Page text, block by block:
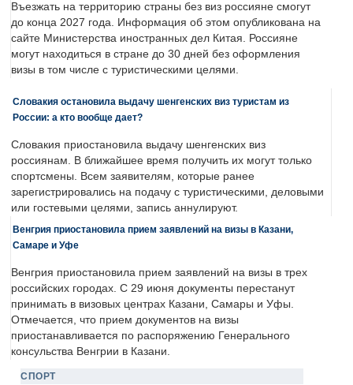
Въезжать на территорию страны без виз россияне смогут
до конца 2027 года. Информация об этом опубликована на
сайте Министерства иностранных дел Китая. Россияне
могут находиться в стране до 30 дней без оформления
визы в том числе с туристическими целями.
Словакия остановила выдачу шенгенских виз туристам из
России: а кто вообще дает?
Словакия приостановила выдачу шенгенских виз
россиянам. В ближайшее время получить их могут только
спортсмены. Всем заявителям, которые ранее
зарегистрировались на подачу с туристическими, деловыми
или гостевыми целями, запись аннулируют.
Венгрия приостановила прием заявлений на визы в Казани,
Самаре и Уфе
Венгрия приостановила прием заявлений на визы в трех
российских городах. С 29 июня документы перестанут
принимать в визовых центрах Казани, Самары и Уфы.
Отмечается, что прием документов на визы
приостанавливается по распоряжению Генерального
консульства Венгрии в Казани.
СПОРТ